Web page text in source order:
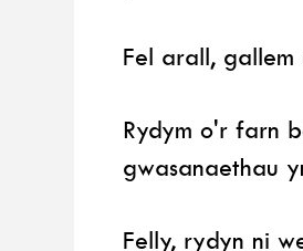
Fel arall,
Rydym o'r farn
gwasanaethau
Felly, rydyn ni